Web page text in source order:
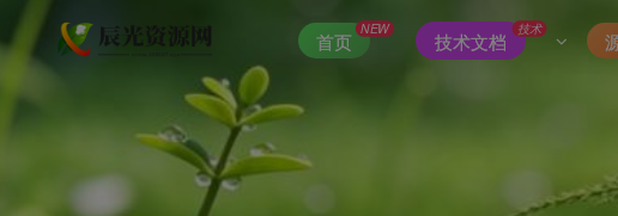
首页
NEW
技术文档
技术